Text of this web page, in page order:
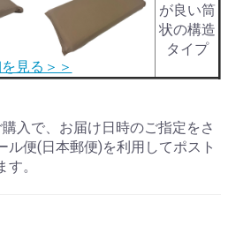
見る＞＞
が良い筒
状の構造
タイプ
入で、お届け日時のご指定をさ
ル便(日本郵便)を利用してポスト
。